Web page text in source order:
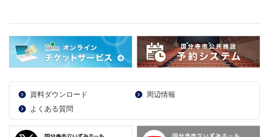
資料ダウンロード
周辺情報
よくある質問